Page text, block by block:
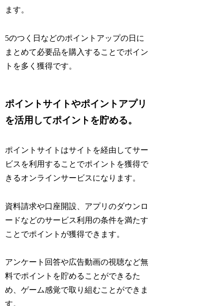
ます。
5のつく日などのポイントアップの日に
まとめて必要品を購入することでポイン
トを多く獲得です。
ポイントサイトやポイントアプリ
を活用してポイントを貯める。
ポイントサイトはサイトを経由してサー
ビスを利用することでポイントを獲得で
きるオンラインサービスになります。
資料請求や口座開設、アプリのダウンロ
ードなどのサービス利用の条件を満たす
ことでポイントが獲得できます。
アンケート回答や広告動画の視聴など無
料でポイントを貯めることができるた
め、ゲーム感覚で取り組むことができま
す。